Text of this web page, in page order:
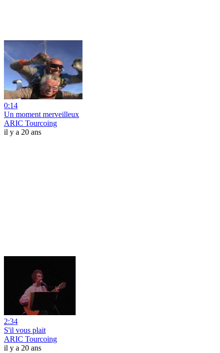
0:14
Un moment merveilleux
ARIC Tourcoing
il y a 20 ans
2:34
S'il vous plait
ARIC Tourcoing
il y a 20 ans